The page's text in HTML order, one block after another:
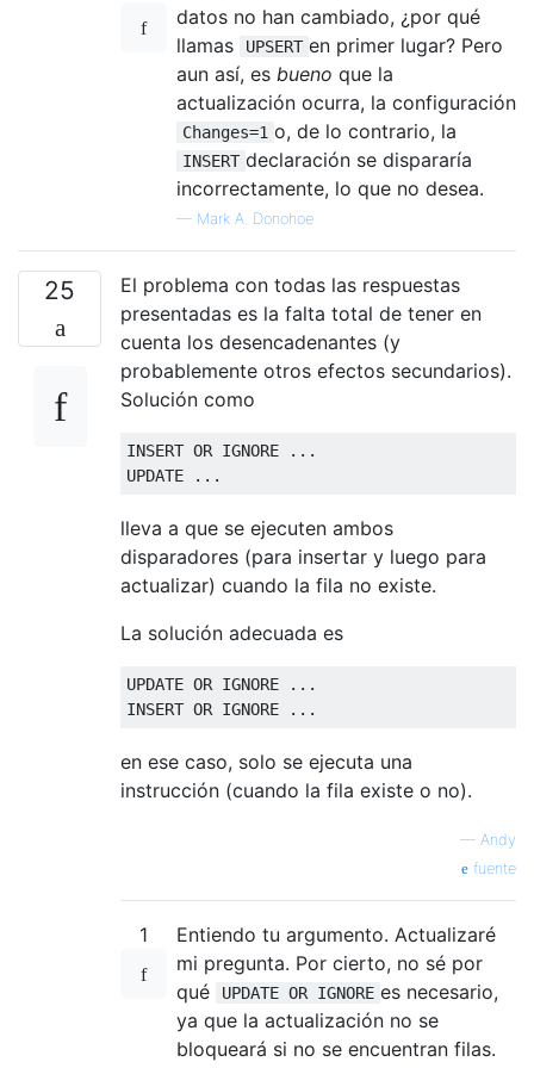
datos no han cambiado, ¿por qué
llamas
UPSERT en primer lugar? Pero
aun así, es bueno que la
actualización ocurra, la configuración
Changes=1 o, de lo contrario, la
INSERT declaración se dispararía
incorrectamente, lo que no desea.
— Mark A. Donohoe
25
El problema con todas las respuestas
presentadas es la falta total de tener en
cuenta los desencadenantes (y
probablemente otros efectos secundarios).
Solución como
INSERT OR IGNORE
...
UPDATE
...
lleva a que se ejecuten ambos
disparadores (para insertar y luego para
actualizar) cuando la fila no existe.
La solución adecuada es
UPDATE OR IGNORE
...
INSERT OR IGNORE ...
en ese caso, solo se ejecuta una
instrucción (cuando la fila existe o no).
— Andy
fuente
1
Entiendo tu argumento. Actualizaré
mi pregunta. Por cierto, no sé por
qué
UPDATE OR IGNORE es necesario,
ya que la actualización no se
bloqueará si no se encuentran filas.